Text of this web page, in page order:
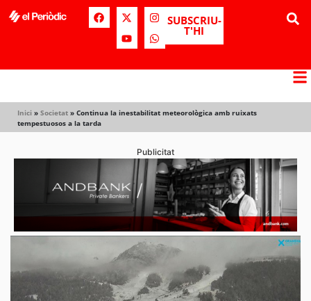
SUBSCRIU-
T'HI
Inici » Societat » Continua la inestabilitat meteorològica amb ruixats
tempestuosos a la tarda
Publicitat